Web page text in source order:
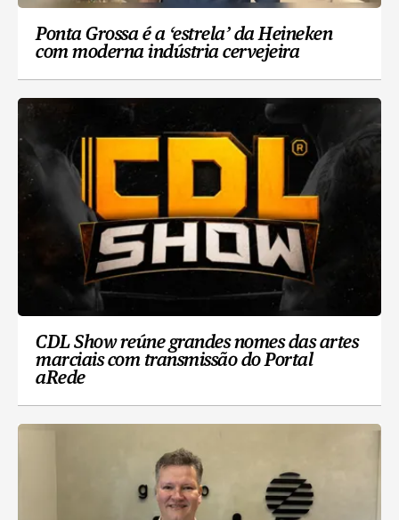
Ponta Grossa é a ‘estrela’ da Heineken
com moderna indústria cervejeira
CDL Show reúne grandes nomes das artes
marciais com transmissão do Portal
aRede